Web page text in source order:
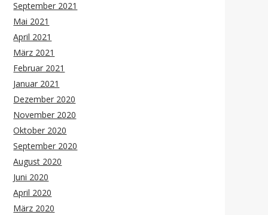
September 2021
Mai 2021
April 2021
März 2021
Februar 2021
Januar 2021
Dezember 2020
November 2020
Oktober 2020
September 2020
August 2020
Juni 2020
April 2020
März 2020